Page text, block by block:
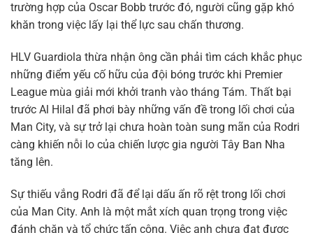
trường hợp của Oscar Bobb trước đó, người cũng gặp khó
khăn trong việc lấy lại thể lực sau chấn thương.
HLV Guardiola thừa nhận ông cần phải tìm cách khắc phục
những điểm yếu cố hữu của đội bóng trước khi Premier
League mùa giải mới khởi tranh vào tháng Tám. Thất bại
trước Al Hilal đã phơi bày những vấn đề trong lối chơi của
Man City, và sự trở lại chưa hoàn toàn sung mãn của Rodri
càng khiến nỗi lo của chiến lược gia người Tây Ban Nha
tăng lên.
Sự thiếu vắng Rodri đã để lại dấu ấn rõ rệt trong lối chơi
của Man City. Anh là một mắt xích quan trọng trong việc
đánh chặn và tổ chức tấn công. Việc anh chưa đạt được